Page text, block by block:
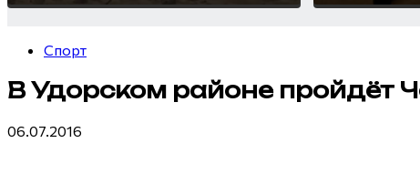
Спорт
В Удорском районе пройдёт
06.07.2016